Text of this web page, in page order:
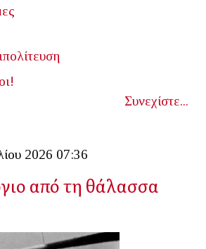
Συνεχίστε...
2026 07:36
από τη θάλασσα